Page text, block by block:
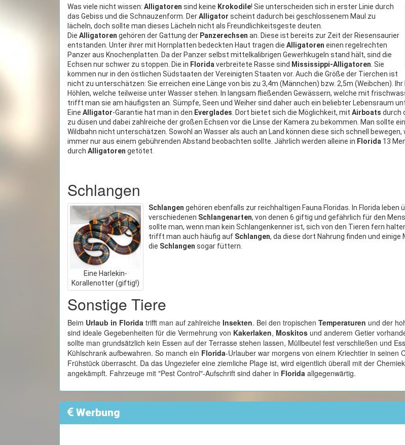
Was viele nicht wissen: Alligatoren sind keine Krokodile! Sie unterscheiden sich in erster Linie durch
das Gebiss und die Schnauzenform. DerAlligator scheint dadurch bei geschlossenem Maul zu
lächeln, doch sollte man dieses Lächeln nicht als Freundlichkeitsgeste deuten.
Die Alligatoren gehören der Gattung der Panzerechsen an. Diese ist bereits zur Zeit der Riesensaurier
entstanden. Unter ihrer mit Hornplatten bedeckten Haut tragen die Alligatoren einen regelrechten
Panzer aus Knochenplatten. Da der Panzer selbst mittelkalibrigen Gewerhkugeln stand hält, sind die
Echsen nur schwer zu stoppen. Die in Florida verbreitete Rasse sind Mississippi-Alligatoren . Sie
kommen nur in den östlichen Südstaaten der Vereinigten Staaten vor. Auch die Größe der Tierchen ist
nicht zu unterschätzen: Sie erreichen eine Länge von bis zu 3,4m (Männchen) bzw. 2,5m (Weibchen).
Höhlen, welche teilweise unter Wasser stehen. In langsam fließenden Gewässern, welche mit
trifft man sie am häufigsten an. Sümpfe, Seen und Weiher sind daher auch ein beliebter Lebensraum
Eine Alligator-Garantie hat man in den Everglades . Dort bietet sich die Möglichkeit, mit Airboats durch
zu düsen und dabei zahlreiche der großen Echsen vor die Linse der Kamera zu bekommen. Man sollte
Wildbahn nicht unterschätzen. Sowohl an Wasser als auch an Land können diese sich schnell bewegen,
immer nur aus einem gebührenden Abstand beobachten sollte. Jährlich werden alleine in Florida 13
durch Alligatoren getötet.
Schlangen
Eine Harlekin-
Korallenotter (giftig!)
Schlangen gehören ebenfalls zur reichhaltigen Fauna Floridas. In Florida leben
verschiedenen Schlangenarten, von denen 6 giftig und gefährlich für den
sollte man, wenn man kein Schlangenkenner ist, sich von den Tieren fern
trifft man auch häufig auf Schlangen, da diese dort Nahrung finden und einige
die Schlangen sogar füttern.
Sonstige Tiere
Beim Urlaub in Florida trifft man auf zahlreiche Insekten. Bei den tropischen Temperaturen und der
sind ideale Gegebenheiten für die Vermehrung von Kakerlaken, Moskitos und anderem Getier
sollte man grundsätzlich kein Essen auf der Terrasse stehen lassen, Müllbeutel fest verschließen und
Kühlschrank aufbewahren. So manch ein Florida-Urlauber war morgens von einem Kriechtier in seinen
Frühstück überrascht. Da das Ungeziefer eine ziemliche Plage ist, wird eigentlich überall mit der
angekämpft. Fahrzeuge mit "Pest Control"-Aufschrift sind daher in Florida allgegenwärtig.
Werbung